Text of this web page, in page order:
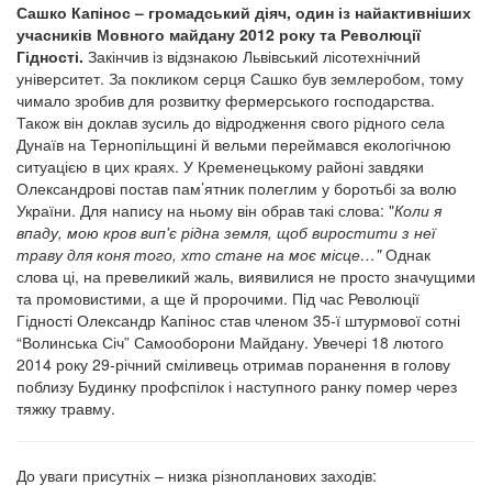
Сашко Капінос – громадський діяч, один із найактивніших
учасників Мовного майдану 2012 року та Революції
Гідності. Закінчив із відзнакою Львівський лісотехнічний
університет. За покликом серця Сашко був землеробом, тому
чимало зробив для розвитку фермерського господарства.
Також він доклав зусиль до відродження свого рідного села
Дунаїв на Тернопільщині й вельми переймався екологічною
ситуацією в цих краях. У Кременецькому районі завдяки
Олександрові постав пам’ятник полеглим у боротьбі за волю
України. Для напису на ньому він обрав такі слова: "Коли я
впаду, мою кров вип'є рідна земля, щоб виростити з неї
траву для коня того, хто стане на моє місце…"Однак
слова ці, на превеликий жаль, виявилися не просто значущими
та промовистими, а ще й пророчими. Під час Революції
Гідності Олександр Капінос став членом 35-ї штурмової сотні
“Волинська Січ” Самооборони Майдану. Увечері 18 лютого
2014 року 29-річний сміливець отримав поранення в голову
поблизу Будинку профспілок і наступного ранку помер через
тяжку травму.
До уваги присутніх – низка різнопланових заходів: